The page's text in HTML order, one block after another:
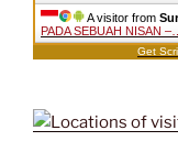
A visitor from
PADA SEBUAH NISAN –…
Get